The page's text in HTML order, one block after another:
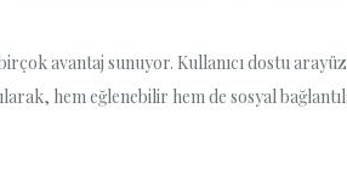
avantaj sunuyor. Kullanıcı dostu
hem eğlenebilir hem de sosyal